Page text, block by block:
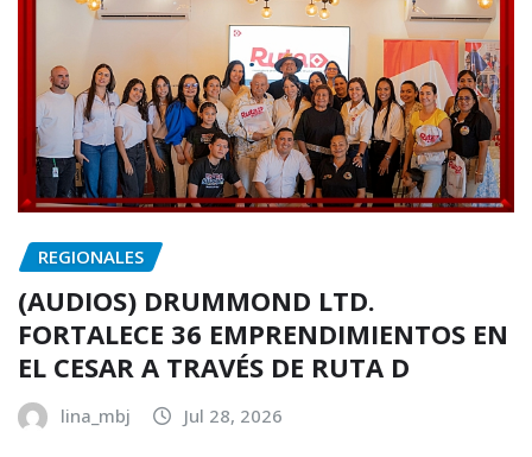
REGIONALES
(AUDIOS) DRUMMOND LTD.
FORTALECE 36 EMPRENDIMIENTOS EN
EL CESAR A TRAVÉS DE RUTA D
lina_mbj Jul 28, 2026